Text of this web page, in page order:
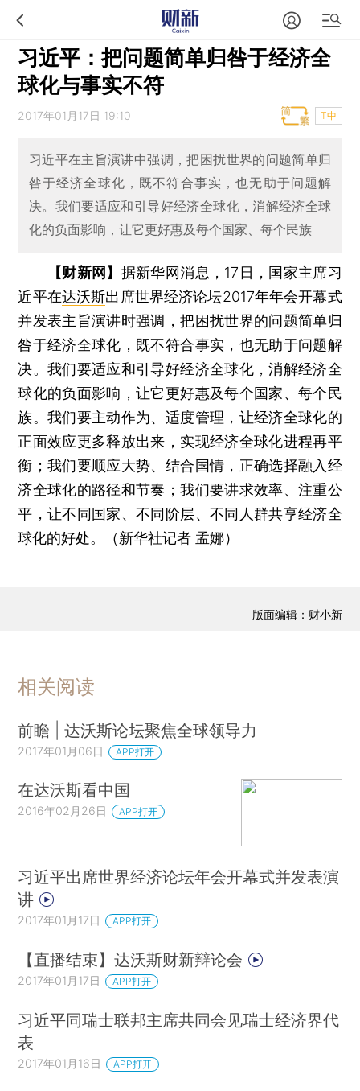
习近平：把问题简单归咎于经济全
球化与事实不符
2017年01月17日 19:10 T中
习近平在主旨演讲中强调，把困扰世界的问题简单归
咎于经济全球化，既不符合事实，也无助于问题解
决。我们要适应和引导好经济全球化，消解经济全球
化的负面影响，让它更好惠及每个国家、每个民族
【财新网】 据新华网消息，17日，国家主席习
近平在达沃斯出席世界经济论坛2017年年会开幕式
并发表主旨演讲时强调，把困扰世界的问题简单归
咎于经济全球化，既不符合事实，也无助于问题解
决。我们要适应和引导好经济全球化，消解经济全
球化的负面影响，让它更好惠及每个国家、每个民
族。我们要主动作为、适度管理，让经济全球化的
正面效应更多释放出来，实现经济全球化进程再平
衡；我们要顺应大势、结合国情，正确选择融入经
济全球化的路径和节奏；我们要讲求效率、注重公
平，让不同国家、不同阶层、不同人群共享经济全
球化的好处。（新华社记者 孟娜）
版面编辑：财小新
相关阅读
前瞻 | 达沃斯论坛聚焦全球领导力
2017年01月06日 APP打开
在达沃斯看中国
2016年02月26日 APP打开
习近平出席世界经济论坛年会开幕式并发表演
讲
2017年01月17日 APP打开
【直播结束】达沃斯财新辩论会
2017年01月17日 APP打开
习近平同瑞士联邦主席共同会见瑞士经济界代
表
2017年01月16日 APP打开